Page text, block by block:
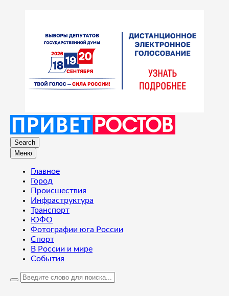
Search
Меню
Главное
Город
Происшествия
Инфраструктура
Транспорт
ЮФО
Фотографии юга России
Спорт
В России и мире
События